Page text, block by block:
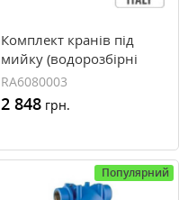
Комплект кранів під
мийку (водорозбірні
крани + кран
підключення) Atlas KIT
BRAVO DP DUO BW 10"
RA6080003
2 848 грн.
Популярний